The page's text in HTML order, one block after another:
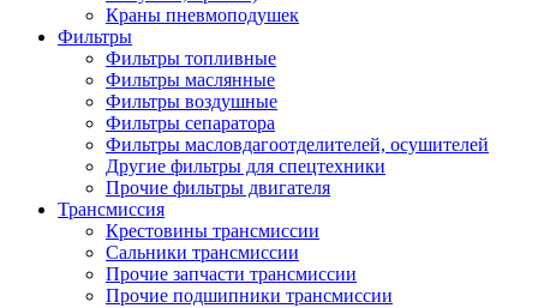
Краны пневмоподушек
Фильтры
Фильтры топливные
Фильтры маслянные
Фильтры воздушные
Фильтры сепаратора
Фильтры масловдагоотделителей, осушителей
Другие фильтры для спецтехники
Прочие фильтры двигателя
Трансмиссия
Крестовины трансмиссии
Сальники трансмиссии
Прочие запчасти трансмиссии
Прочие подшипники трансмиссии